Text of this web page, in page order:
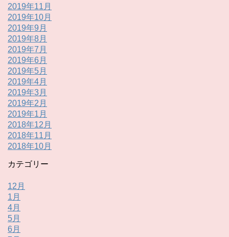
2019年11月
2019年10月
2019年9月
2019年8月
2019年7月
2019年6月
2019年5月
2019年4月
2019年3月
2019年2月
2019年1月
2018年12月
2018年11月
2018年10月
カテゴリー
12月
1月
4月
5月
6月